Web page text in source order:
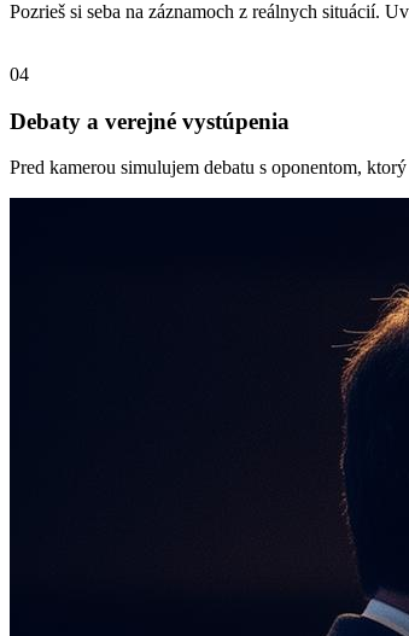
Pozrieš si seba na záznamoch z reálnych situácií.
04
Debaty a verejné vystúpenia
Pred kamerou simulujem debatu s oponentom,